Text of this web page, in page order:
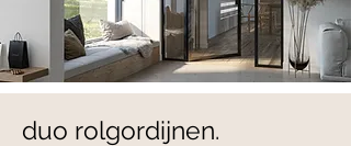
duo rolgordijnen.